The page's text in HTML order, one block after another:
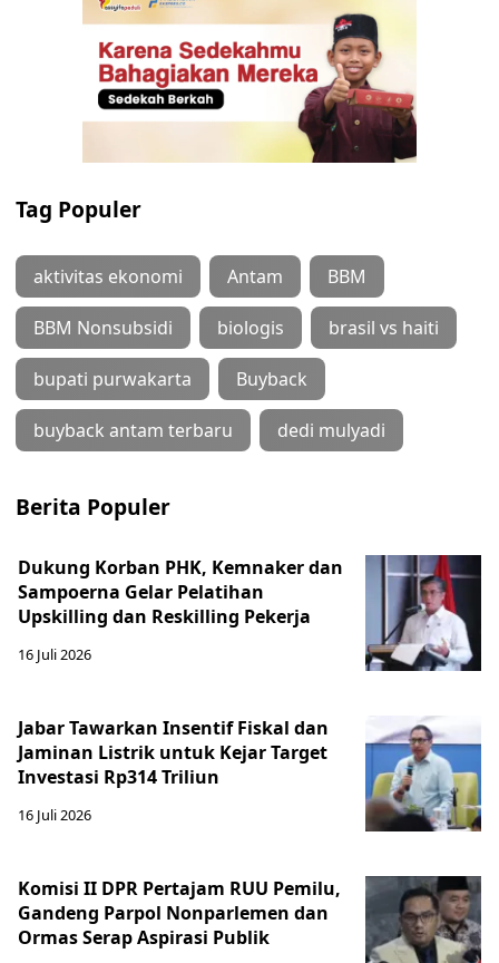
Tag Populer
aktivitas ekonomi Antam BBM
BBM Nonsubsidi biologis brasil vs haiti
bupati purwakarta Buyback
buyback antam terbaru dedi mulyadi
Berita Populer
Dukung Korban PHK, Kemnaker dan
Sampoerna Gelar Pelatihan
Upskilling dan Reskilling Pekerja
16 Juli 2026
Jabar Tawarkan Insentif Fiskal dan
Jaminan Listrik untuk Kejar Target
Investasi Rp314 Triliun
16 Juli 2026
Komisi II DPR Pertajam RUU Pemilu,
Gandeng Parpol Nonparlemen dan
Ormas Serap Aspirasi Publik